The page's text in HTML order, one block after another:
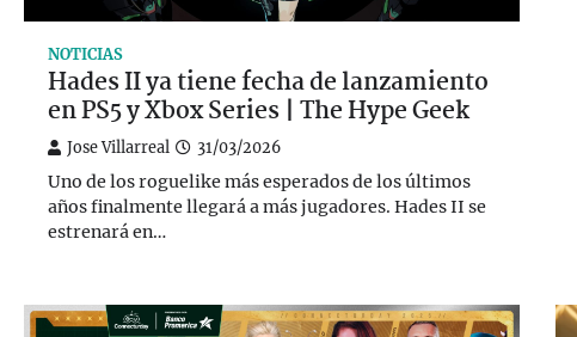
NOTICIAS
Hades II ya tiene fecha de lanzamiento
en PS5 y Xbox Series | The Hype Geek
Jose Villarreal 31/03/2026
Uno de los roguelike más esperados de los últimos
años finalmente llegará a más jugadores. Hades II se
estrenará en…